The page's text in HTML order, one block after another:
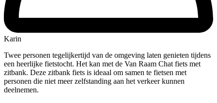
Karin
Twee personen tegelijkertijd van de omgeving laten genieten tijdens
een heerlijke fietstocht. Het kan met de Van Raam Chat fiets met
zitbank. Deze zitbank fiets is ideaal om samen te fietsen met
personen die niet meer zelfstanding aan het verkeer kunnen
deelnemen.